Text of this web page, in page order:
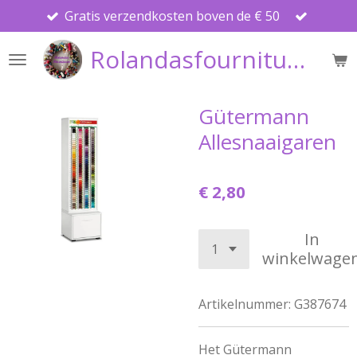
direct
naar
Rolandasfournituren
Gratis verzendkosten boven de € 50
Gütermann
Allesnaaigaren
€ 2,80
In
Artikelnummer: G387674
Het Gütermann